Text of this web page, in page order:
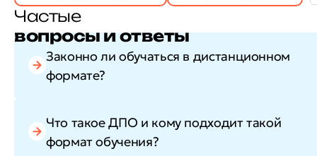
Частые
вопросы и ответы
Законно ли обучаться в дистанционном
формате?
Что такое ДПО и кому подходит такой
формат обучения?